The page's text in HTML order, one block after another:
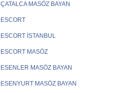
ÇATALCA MASÖZ BAYAN
ESCORT
ESCORT İSTANBUL
ESCORT MASÖZ
ESENLER MASÖZ BAYAN
ESENYURT MASÖZ BAYAN